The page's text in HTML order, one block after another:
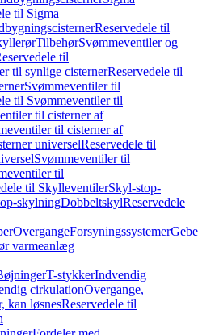
til Sigma
Reservedele til
TilbehørSvømmeventiler og
til
til synlige cisternerReservedele til
Svømmeventiler til
til Svømmeventiler til
til cisterner af
til cisterner af
universelReservedele til
Svømmeventiler til
til
til SkylleventilerSkyl-stop-
skylningDobbeltskylReservedele
OvergangeForsyningssystemer
varmeanlæg
T-stykkerIndvendig
cirkulationOvergange,
kan løsnesReservedele til